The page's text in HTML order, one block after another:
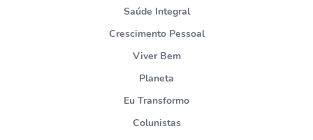
Saúde Integral
Crescimento Pessoal
Viver Bem
Planeta
Eu Transformo
Colunistas